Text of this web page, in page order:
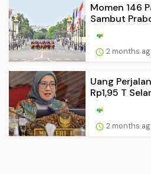
Momen 146
Sambut
2 months
Uang
Rp1,95 T
2 months